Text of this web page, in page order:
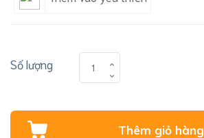
Số lượng
Thêm giỏ hàng